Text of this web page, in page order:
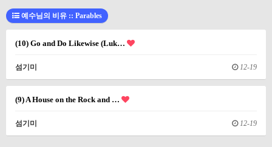
예수님의 비유 :: Parables
(10) Go and Do Likewise (Luk…
섬기미 12-19
(9) A House on the Rock and …
섬기미 12-19